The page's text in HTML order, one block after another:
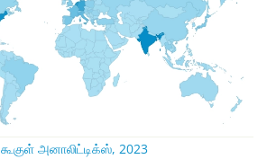
கூகுள் அனாலிட்டிக்ஸ், 2023